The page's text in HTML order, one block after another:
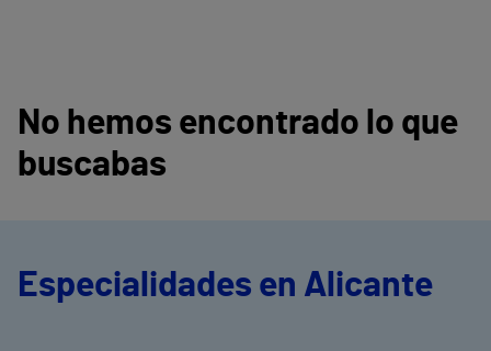
No hemos encontrado lo que
buscabas
Especialidades en Alicante